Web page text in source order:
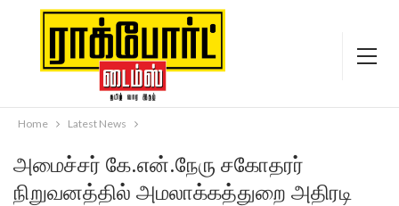
Home Latest News
அமைச்சர் கே.என்.நேரு சகோதரர்
நிறுவனத்தில் அமலாக்கத்துறை அதிரடி